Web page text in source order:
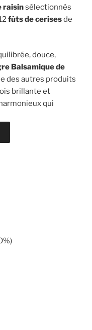
raisinsélectionnés
fûts de cerisesde
douce,
Balsamique de
des autres produits
brillante et
qui